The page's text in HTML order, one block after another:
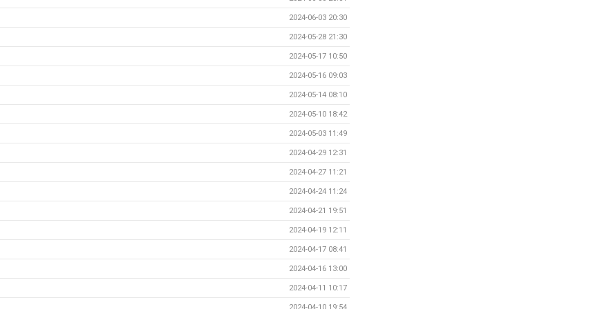
2024-06-03 20:30
2024-05-28 21:30
2024-05-17 10:50
2024-05-16 09:03
2024-05-14 08:10
2024-05-10 18:42
2024-05-03 11:49
2024-04-29 12:31
2024-04-27 11:21
2024-04-24 11:24
2024-04-21 19:51
2024-04-19 12:11
2024-04-17 08:41
2024-04-16 13:00
2024-04-11 10:17